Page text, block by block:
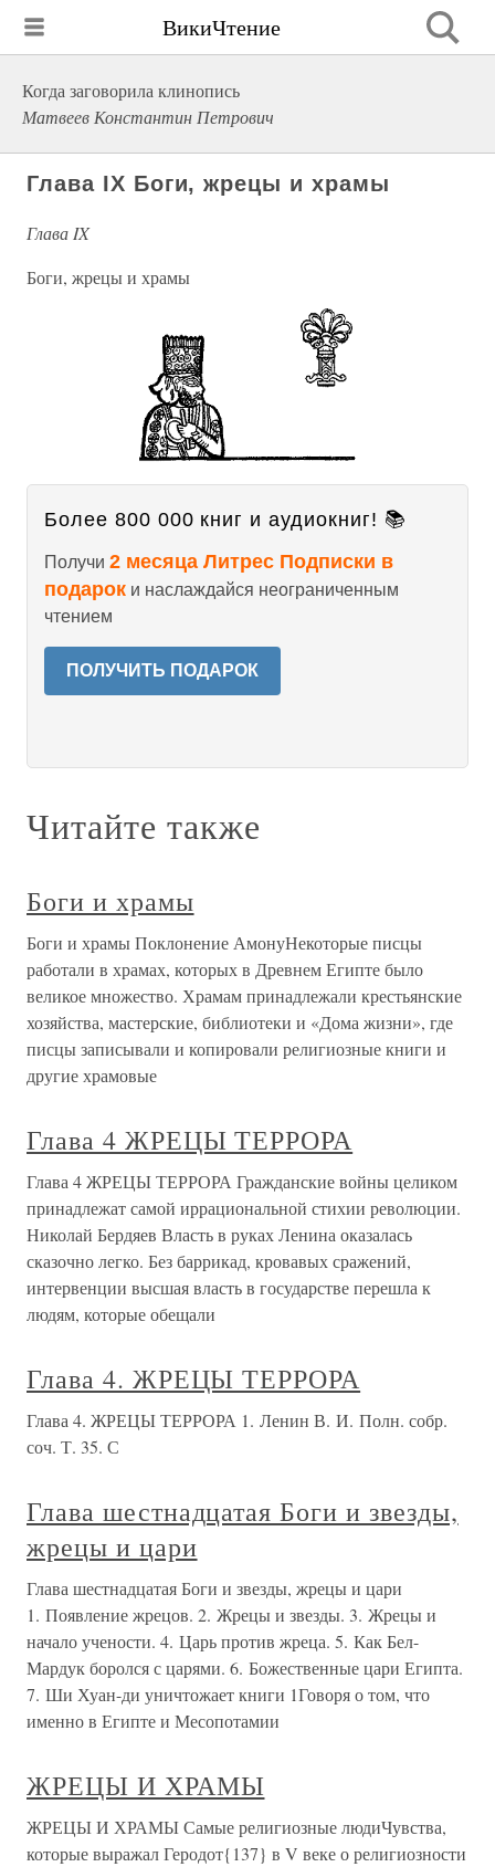
ВикиЧтение
Когда заговорила клинопись
Матвеев Константин Петрович
Глава IX Боги, жрецы и храмы
Глава IX
Боги, жрецы и храмы
Более 800 000 книг и аудиокниг! 📚
Получи 2 месяца Литрес Подписки в
подарок и наслаждайся неограниченным
чтением
ПОЛУЧИТЬ ПОДАРОК
Читайте также
Боги и храмы
Боги и храмы Поклонение АмонуНекоторые писцы
работали в храмах, которых в Древнем Египте было
великое множество. Храмам принадлежали крестьянские
хозяйства, мастерские, библиотеки и «Дома жизни», где
писцы записывали и копировали религиозные книги и
другие храмовые
Глава 4 ЖРЕЦЫ ТЕРРОРА
Глава 4 ЖРЕЦЫ ТЕРРОРА Гражданские войны целиком
принадлежат самой иррациональной стихии революции.
Николай Бердяев Власть в руках Ленина оказалась
сказочно легко. Без баррикад, кровавых сражений,
интервенции высшая власть в государстве перешла к
людям, которые обещали
Глава 4. ЖРЕЦЫ ТЕРРОРА
Глава 4. ЖРЕЦЫ ТЕРРОРА 1. Ленин В. И. Полн. собр.
соч. Т. 35. С
Глава шестнадцатая Боги и звезды,
жрецы и цари
Глава шестнадцатая Боги и звезды, жрецы и цари
1. Появление жрецов. 2. Жрецы и звезды. 3. Жрецы и
начало учености. 4. Царь против жреца. 5. Как Бел-
Мардук боролся с царями. 6. Божественные цари Египта.
7. Ши Хуан-ди уничтожает книги 1Говоря о том, что
именно в Египте и Месопотамии
ЖРЕЦЫ И ХРАМЫ
ЖРЕЦЫ И ХРАМЫ Самые религиозные людиЧувства,
которые выражал Геродот{137} в V веке о религиозности